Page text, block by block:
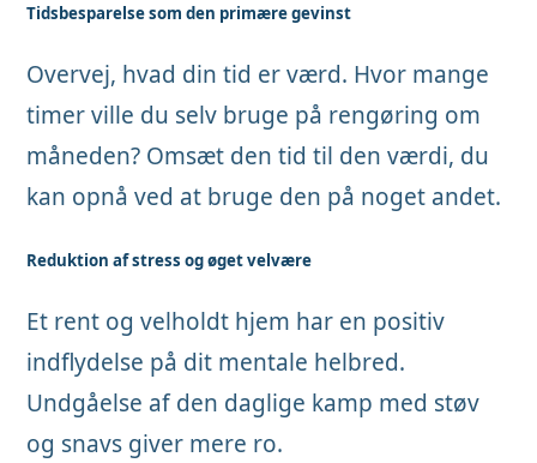
Tidsbesparelse som den primære gevinst
Overvej, hvad din tid er værd. Hvor mange
timer ville du selv bruge på rengøring om
måneden? Omsæt den tid til den værdi, du
kan opnå ved at bruge den på noget andet.
Reduktion af stress og øget velvære
Et rent og velholdt hjem har en positiv
indflydelse på dit mentale helbred.
Undgåelse af den daglige kamp med støv
og snavs giver mere ro.